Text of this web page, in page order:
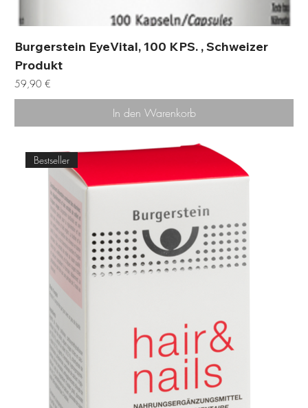
Burgerstein EyeVital, 100 KPS. , Schweizer
Produkt
Preis
59,90 €
In den Warenkorb
Bestseller